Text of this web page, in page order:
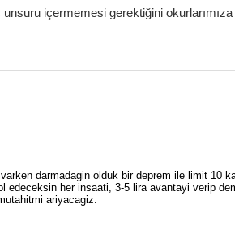
içermemesi gerektiğini okurlarımıza
darmadagin olduk bir deprem ile limit 10
edeceksin her insaati, 3-5 lira avantayi verip
ariyacagiz.